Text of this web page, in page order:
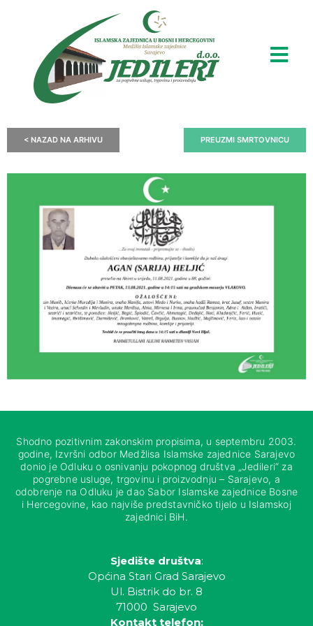
< NAZAD NA ARHIVU PREUZMI SMRTOVNICU
Shodno pozitivnim zakonskim propisima, u septembru 2003.
godine, Izvršni odbor Medžlisa Islamske zajednice Sarajevo
donio je Odluku o osnivanju pokopnog društva „Jedileri“ za
pogrebne usluge, trgovinu i proizvodnju – Sarajevo, a
odobrenje na Odluku je dao Sabor Islamske zajednice Bosne
i Hercegovine, kao najviše predstavničko tijelo u Islamskoj
zajednici BiH.
Sjedište društva:
Općina Stari Grad Sarajevo
Ul. Bistrik do br. 8
71000 Sarajevo
Kontakt telefon: